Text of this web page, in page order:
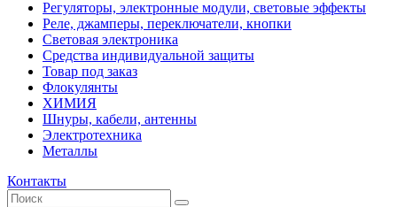
Регуляторы, электронные модули, световые эффекты
Реле, джамперы, переключатели, кнопки
Световая электроника
Средства индивидуальной защиты
Товар под заказ
Флокулянты
ХИМИЯ
Шнуры, кабели, антенны
Электротехника
Металлы
Контакты